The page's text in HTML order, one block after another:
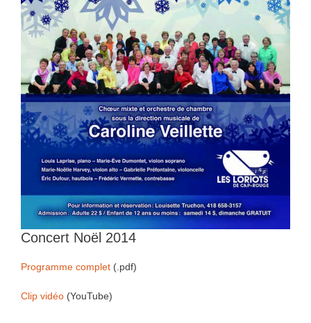
Concert Noël 2014
Programme complet (.pdf)
Clip vidéo (YouTube)